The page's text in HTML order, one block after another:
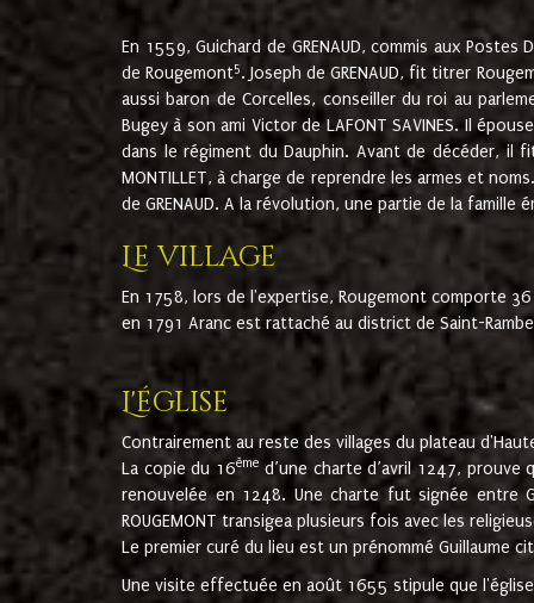
En 1559, Guichard de GRENAUD, commis aux
de Rougemont5. Joseph de GRENAUD, fit titrer
aussi baron de Corcelles, conseiller du roi au
Bugey à son ami Victor de LAFONT SAVINES. Il
dans le régiment du Dauphin. Avant de décéder, il
MONTILLET, à charge de reprendre les armes et
de GRENAUD. A la révolution, une partie de la famille
Le village
En 1758, lors de l'expertise, Rougemont comporte
en 1791 Aranc est rattaché au district de Saint-
L'église
Contrairement au reste des villages du plateau
La copie du 16ème d’une charte d’avril 1247, prouve
renouvelée en 1248. Une charte fut signée entre
ROUGEMONT transigea plusieurs fois avec les
Le premier curé du lieu est un prénommé Guillaume
Une visite effectuée en août 1655 stipule que